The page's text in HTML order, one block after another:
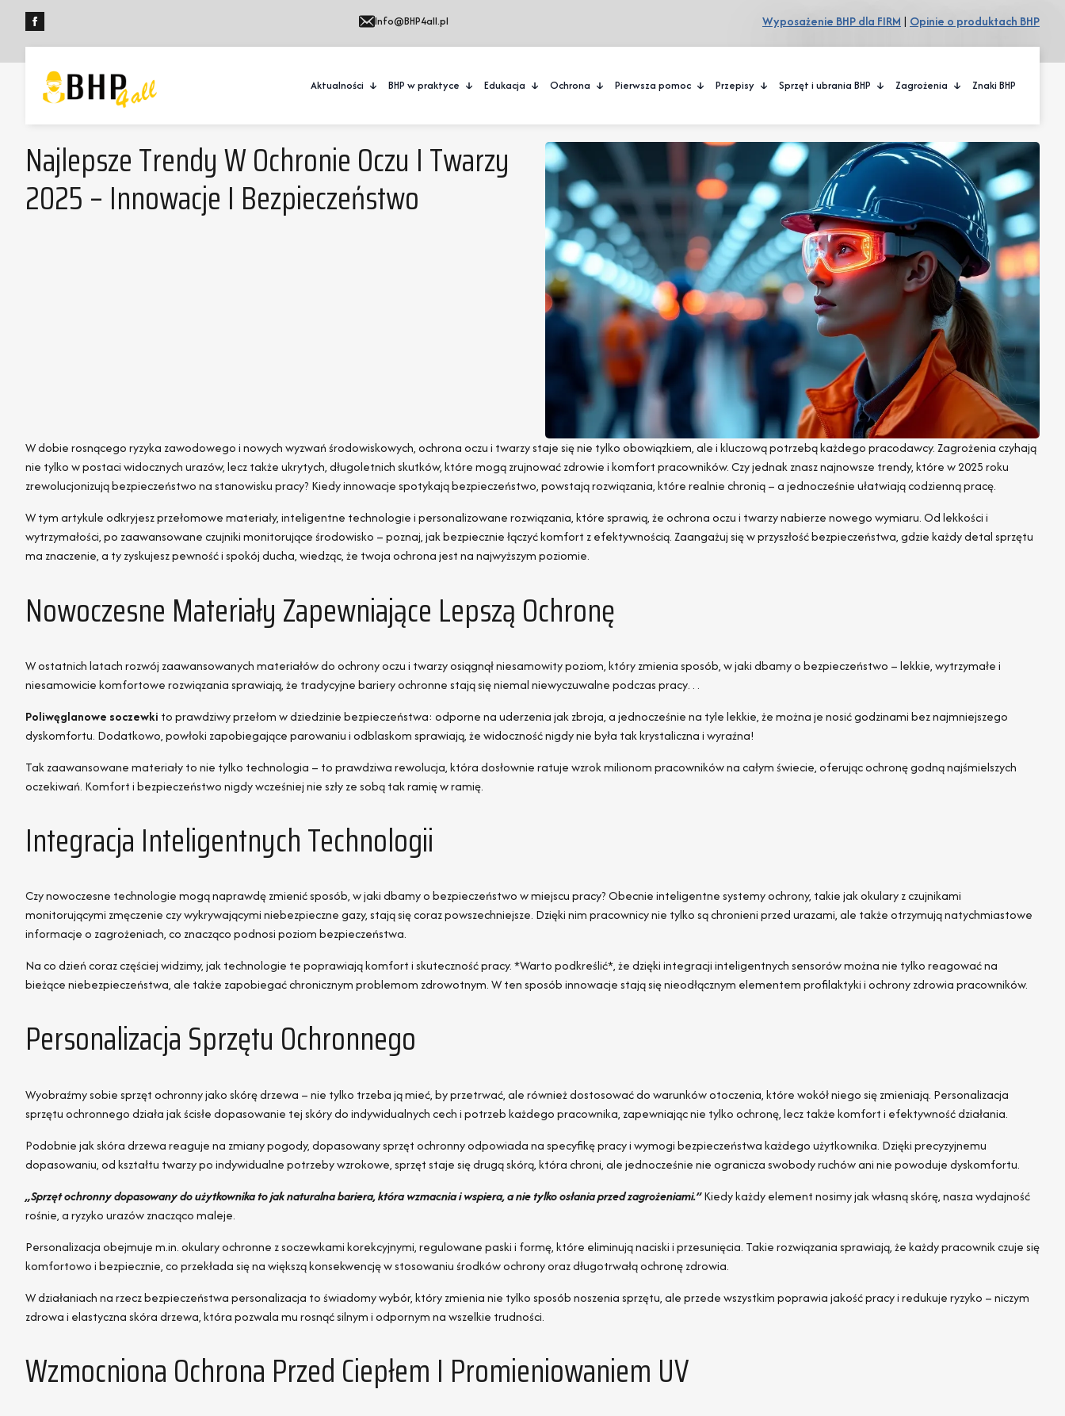
Info@BHP4all.pl Wyposażenie BHP dla FIRM | Opinie o produktach BHP
Aktualności BHP w praktyce Edukacja Ochrona Pierwsza pomoc Przepisy Sprzęt i ubrania BHP Zagrożenia Znaki BHP
Najlepsze Trendy W Ochronie Oczu I Twarzy
2025 – Innowacje I Bezpieczeństwo
W dobie rosnącego ryzyka zawodowego i nowych wyzwań środowiskowych, ochrona oczu i twarzy staje się nie tylko obowiązkiem, ale i kluczową potrzebą każdego pracodawcy. Zagrożenia czyhają
nie tylko w postaci widocznych urazów, lecz także ukrytych, długoletnich skutków, które mogą zrujnować zdrowie i komfort pracowników. Czy jednak znasz najnowsze trendy, które w 2025 roku
zrewolucjonizują bezpieczeństwo na stanowisku pracy? Kiedy innowacje spotykają bezpieczeństwo, powstają rozwiązania, które realnie chronią – a jednocześnie ułatwiają codzienną pracę.
W tym artykule odkryjesz przełomowe materiały, inteligentne technologie i personalizowane rozwiązania, które sprawią, że ochrona oczu i twarzy nabierze nowego wymiaru. Od lekkości i
wytrzymałości, po zaawansowane czujniki monitorujące środowisko – poznaj, jak bezpiecznie łączyć komfort z efektywnością. Zaangażuj się w przyszłość bezpieczeństwa, gdzie każdy detal sprzętu
ma znaczenie, a ty zyskujesz pewność i spokój ducha, wiedząc, że twoja ochrona jest na najwyższym poziomie.
Nowoczesne Materiały Zapewniające Lepszą Ochronę
W ostatnich latach rozwój zaawansowanych materiałów do ochrony oczu i twarzy osiągnął niesamowity poziom, który zmienia sposób, w jaki dbamy o bezpieczeństwo – lekkie, wytrzymałe i
niesamowicie komfortowe rozwiązania sprawiają, że tradycyjne bariery ochronne stają się niemal niewyczuwalne podczas pracy…
Poliwęglanowe soczewki to prawdziwy przełom w dziedzinie bezpieczeństwa: odporne na uderzenia jak zbroja, a jednocześnie na tyle lekkie, że można je nosić godzinami bez najmniejszego
dyskomfortu. Dodatkowo, powłoki zapobiegające parowaniu i odblaskom sprawiają, że widoczność nigdy nie była tak krystaliczna i wyraźna!
Tak zaawansowane materiały to nie tylko technologia – to prawdziwa rewolucja, która dosłownie ratuje wzrok milionom pracowników na całym świecie, oferując ochronę godną najśmielszych
oczekiwań. Komfort i bezpieczeństwo nigdy wcześniej nie szły ze sobą tak ramię w ramię.
Integracja Inteligentnych Technologii
Czy nowoczesne technologie mogą naprawdę zmienić sposób, w jaki dbamy o bezpieczeństwo w miejscu pracy? Obecnie inteligentne systemy ochrony, takie jak okulary z czujnikami
monitorującymi zmęczenie czy wykrywającymi niebezpieczne gazy, stają się coraz powszechniejsze. Dzięki nim pracownicy nie tylko są chronieni przed urazami, ale także otrzymują natychmiastowe
informacje o zagrożeniach, co znacząco podnosi poziom bezpieczeństwa.
Na co dzień coraz częściej widzimy, jak technologie te poprawiają komfort i skuteczność pracy. *Warto podkreślić*, że dzięki integracji inteligentnych sensorów można nie tylko reagować na
bieżące niebezpieczeństwa, ale także zapobiegać chronicznym problemom zdrowotnym. W ten sposób innowacje stają się nieodłącznym elementem profilaktyki i ochrony zdrowia pracowników.
Personalizacja Sprzętu Ochronnego
Wyobraźmy sobie sprzęt ochronny jako skórę drzewa – nie tylko trzeba ją mieć, by przetrwać, ale również dostosować do warunków otoczenia, które wokół niego się zmieniają. Personalizacja
sprzętu ochronnego działa jak ścisłe dopasowanie tej skóry do indywidualnych cech i potrzeb każdego pracownika, zapewniając nie tylko ochronę, lecz także komfort i efektywność działania.
Podobnie jak skóra drzewa reaguje na zmiany pogody, dopasowany sprzęt ochronny odpowiada na specyfikę pracy i wymogi bezpieczeństwa każdego użytkownika. Dzięki precyzyjnemu
dopasowaniu, od kształtu twarzy po indywidualne potrzeby wzrokowe, sprzęt staje się drugą skórą, która chroni, ale jednocześnie nie ogranicza swobody ruchów ani nie powoduje dyskomfortu.
„Sprzęt ochronny dopasowany do użytkownika to jak naturalna bariera, która wzmacnia i wspiera, a nie tylko osłania przed zagrożeniami.”Kiedy każdy element nosimy jak własną skórę, nasza wydajność
rośnie, a ryzyko urazów znacząco maleje.
Personalizacja obejmuje m.in. okulary ochronne z soczewkami korekcyjnymi, regulowane paski i formę, które eliminują naciski i przesunięcia. Takie rozwiązania sprawiają, że każdy pracownik czuje się
komfortowo i bezpiecznie, co przekłada się na większą konsekwencję w stosowaniu środków ochrony oraz długotrwałą ochronę zdrowia.
W działaniach na rzecz bezpieczeństwa personalizacja to świadomy wybór, który zmienia nie tylko sposób noszenia sprzętu, ale przede wszystkim poprawia jakość pracy i redukuje ryzyko – niczym
zdrowa i elastyczna skóra drzewa, która pozwala mu rosnąć silnym i odpornym na wszelkie trudności.
Wzmocniona Ochrona Przed Ciepłem I Promieniowaniem UV